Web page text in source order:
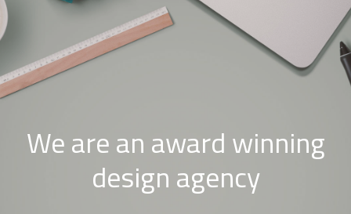
We are an award winning
design agency